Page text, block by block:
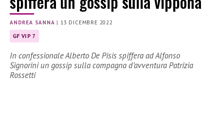
ANDREA SANNA | 13 DICEMBRE 2022
GF VIP 7
In confessionale Alberto De Pisis spiffera ad Alfonso
Signorini un gossip sulla compagna d’avventura Patrizia
Rossetti